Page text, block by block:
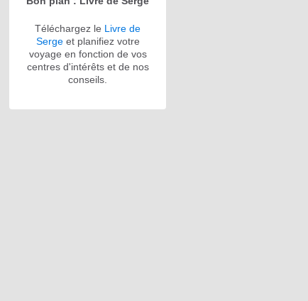
Téléchargez le Livre de
Sergeet planifiez votre
voyage en fonction de vos
centres d'intérêts et de nos
conseils.